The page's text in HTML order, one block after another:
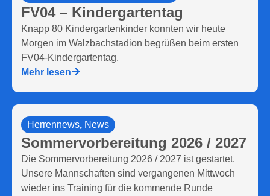
FV04 – Kindergartentag
Knapp 80 Kindergartenkinder konnten wir heute
Morgen im Walzbachstadion begrüßen beim ersten
FV04-Kindergartentag.
Mehr lesen
Herrennews, News
Sommervorbereitung 2026 / 2027
Die Sommervorbereitung 2026 / 2027 ist gestartet.
Unsere Mannschaften sind vergangenen Mittwoch
wieder ins Training für die kommende Runde